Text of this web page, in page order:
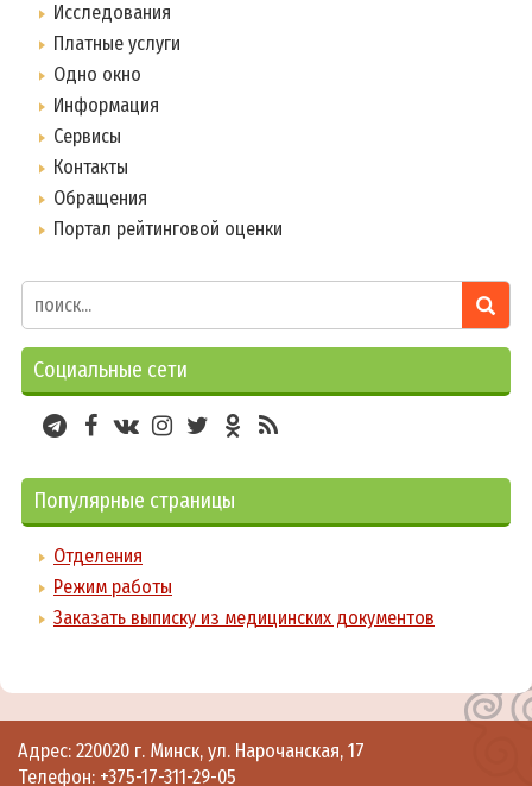
Исследования
Платные услуги
Одно окно
Информация
Сервисы
Контакты
Обращения
Портал рейтинговой оценки
Социальные сети
Популярные страницы
Отделения
Режим работы
Заказать выписку из медицинских документов
Адрес: 220020 г. Минск, ул. Нарочанская, 17
Телефон: +375-17-311-29-05